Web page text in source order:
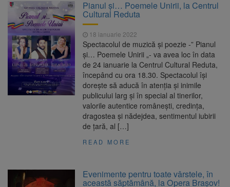
Pianul și… Poemele Unirii, la Centrul
Cultural Reduta
18 ianuarie 2022
Spectacolul de muzică și poezie -” Pianul
și… Poemele Unirii „- va avea loc în data
de 24 ianuarie la Centrul Cultural Reduta,
începând cu ora 18.30. Spectacolul își
dorește să aducă în atenția și inimile
publicului larg și în special al tinerilor,
valorile autentice românești, credința,
dragostea și nădejdea, sentimentul iubirii
de țară, al […]
READ MORE
Evenimente pentru toate vârstele, în
această săptămână, la Opera Brașov!